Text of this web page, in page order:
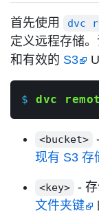
首先使用 dvc
定义远程存储
和有效的 S3
$ dvc
<bucket>
现有 S3 存
<key>
-
文件夹键